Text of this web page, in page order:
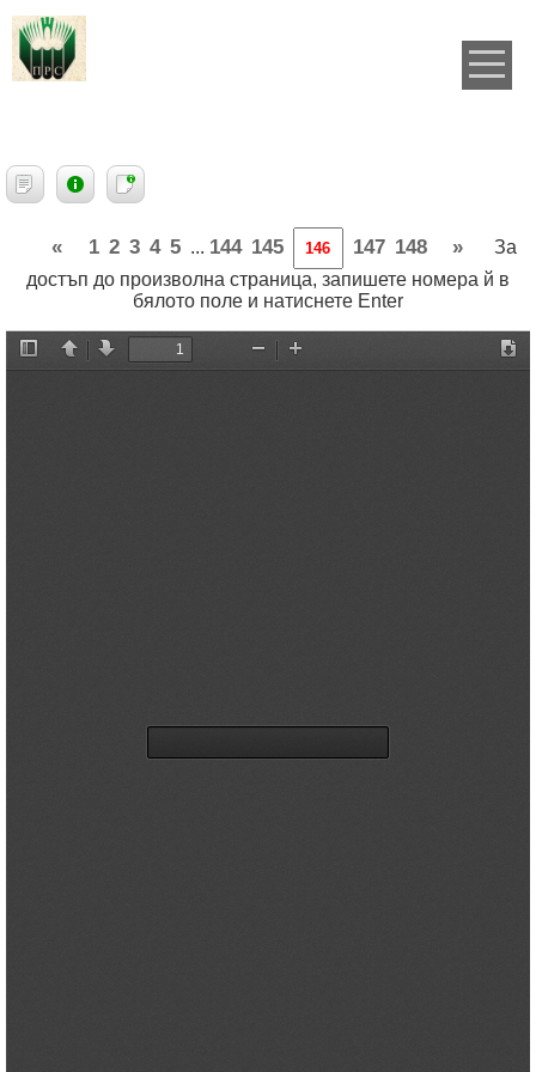
« 1 2 3 4 5 ... 144 145 147 148 »
За
достъп до произволна страница, запишете номера й в
бялото поле и натиснете Enter